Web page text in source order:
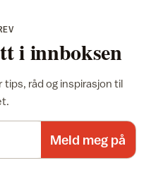
i innboksen
råd og inspirasjon til
Meld meg på